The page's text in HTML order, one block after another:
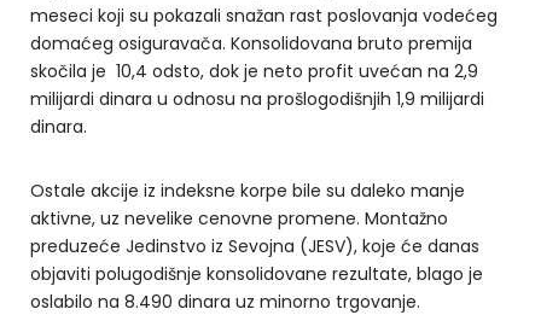
meseci koji su pokazali snažan rast poslovanja vodećeg
domaćeg osiguravača. Konsolidovana bruto premija
skočila je 10,4 odsto, dok je neto profit uvećan na 2,9
milijardi dinara u odnosu na prošlogodišnjih 1,9 milijardi
dinara.
Ostale akcije iz indeksne korpe bile su daleko manje
aktivne, uz nevelike cenovne promene. Montažno
preduzeće Jedinstvo iz Sevojna (JESV), koje će danas
objaviti polugodišnje konsolidovane rezultate, blago je
oslabilo na 8.490 dinara uz minorno trgovanje.